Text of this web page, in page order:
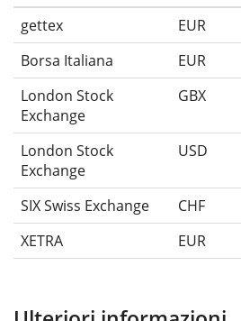
gettex EUR
Borsa Italiana
EUR
London Stock
Exchange
GBX
London Stock
Exchange
USD
SIX Swiss Exchange CHF
XETRA
EUR